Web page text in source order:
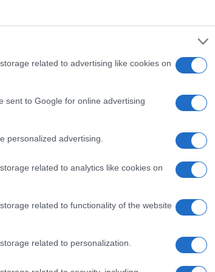
related to advertising like cookies on
sent to Google for online advertising
personalized advertising.
related to analytics like cookies on
related to functionality of the website
related to personalization.
au dessert.
savoureux et faciles à